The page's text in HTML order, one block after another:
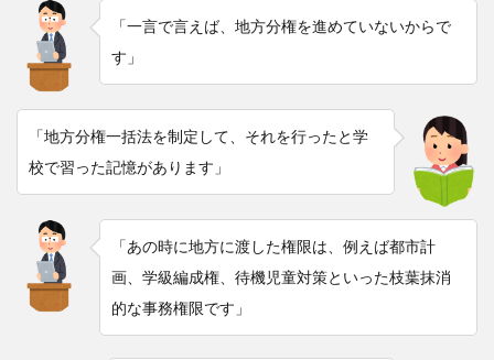
「一言で言えば、地方分権を進めていないからで
す」
「地方分権一括法を制定して、それを行ったと学
校で習った記憶があります」
「あの時に地方に渡した権限は、例えば都市計
画、学級編成権、待機児童対策といった枝葉抹消
的な事務権限です」